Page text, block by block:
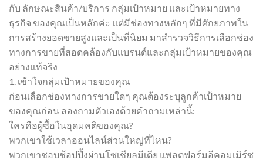
กับ ลักษณะสินค้า/บริการ กลุ่มเป้าหมาย และเป้าหมายทาง
ธุรกิจ ของคุณเป็นหลักค่ะ แต่มีช่องทางหลักๆ ที่มีศักยภาพใน
การสร้างยอดขายสูงและเป็นที่นิยม มาสำรวจวิธีการเลือกช่อง
ทางการขายที่สอดคล้องกับแบรนด์และกลุ่มเป้าหมายของคุณ
อย่างแท้จริง
1. เข้าใจกลุ่มเป้าหมายของคุณ
ก่อนเลือกช่องทางการขายใดๆ คุณต้องระบุลูกค้าเป้าหมาย
ของคุณก่อน ลองถามตัวเองด้วยคำถามเหล่านี้:
ใครคือผู้ซื้อในอุดมคติของคุณ?
พวกเขาใช้เวลาออนไลน์ส่วนใหญ่ที่ไหน?
พวกเขาชอบช้อปปิ้งผ่านโซเชียลมีเดีย แพลตฟอร์มอีคอมเมิร์ซ